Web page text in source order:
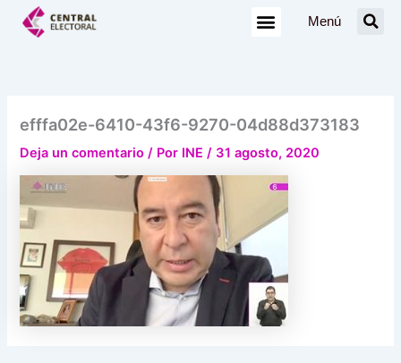
Menú
efffa02e-6410-43f6-9270-04d88d373183
Deja un comentario / Por INE/ 31 agosto, 2020